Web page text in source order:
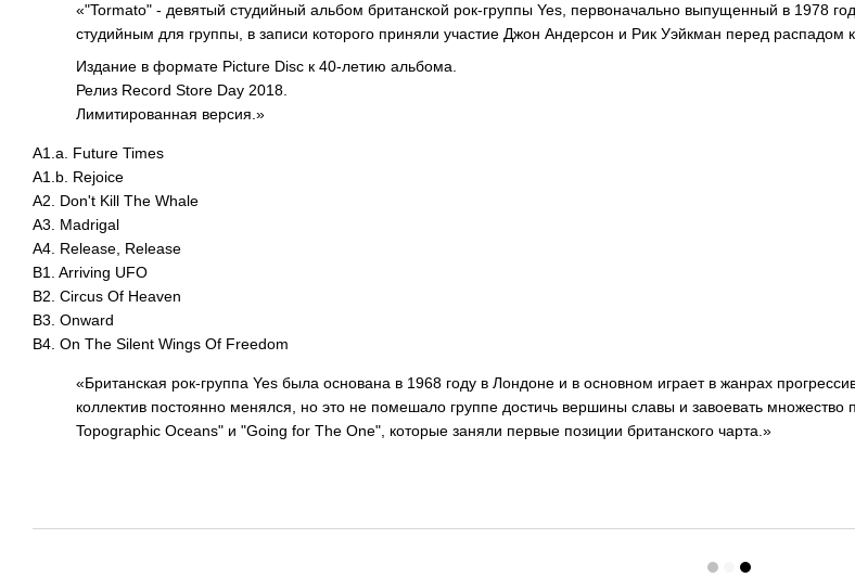
«"Tormato" - девятый студийный альбом британской рок-группы Yes, первоначально выпущенный в 1978
студийным для группы, в записи которого приняли участие Джон Андерсон и Рик Уэйкман перед распадом
Издание в формате Picture Disc к 40-летию альбома.
Релиз Record Store Day 2018.
Лимитированная версия.»
A1.a. Future Times
A1.b. Rejoice
A2. Don't Kill The Whale
A3. Madrigal
A4. Release, Release
B1. Arriving UFO
B2. Circus Of Heaven
B3. Onward
B4. On The Silent Wings Of Freedom
«Британская рок-группа Yes была основана в 1968 году в Лондоне и в основном играет в жанрах
коллектив постоянно менялся, но это не помешало группе достичь вершины славы и завоевать
Topographic Oceans" и "Going for The One", которые заняли первые позиции британского чарта.»